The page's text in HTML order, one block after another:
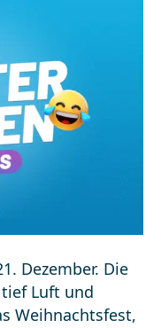
Dezember. Die
Luft und
Weihnachtsfest,